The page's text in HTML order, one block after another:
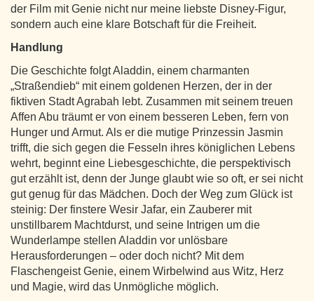
der Film mit Genie nicht nur meine liebste Disney-Figur,
sondern auch eine klare Botschaft für die Freiheit.
Handlung
Die Geschichte folgt Aladdin, einem charmanten
„Straßendieb“ mit einem goldenen Herzen, der in der
fiktiven Stadt Agrabah lebt. Zusammen mit seinem treuen
Affen Abu träumt er von einem besseren Leben, fern von
Hunger und Armut. Als er die mutige Prinzessin Jasmin
trifft, die sich gegen die Fesseln ihres königlichen Lebens
wehrt, beginnt eine Liebesgeschichte, die perspektivisch
gut erzählt ist, denn der Junge glaubt wie so oft, er sei nicht
gut genug für das Mädchen. Doch der Weg zum Glück ist
steinig: Der finstere Wesir Jafar, ein Zauberer mit
unstillbarem Machtdurst, und seine Intrigen um die
Wunderlampe stellen Aladdin vor unlösbare
Herausforderungen – oder doch nicht? Mit dem
Flaschengeist Genie, einem Wirbelwind aus Witz, Herz
und Magie, wird das Unmögliche möglich.